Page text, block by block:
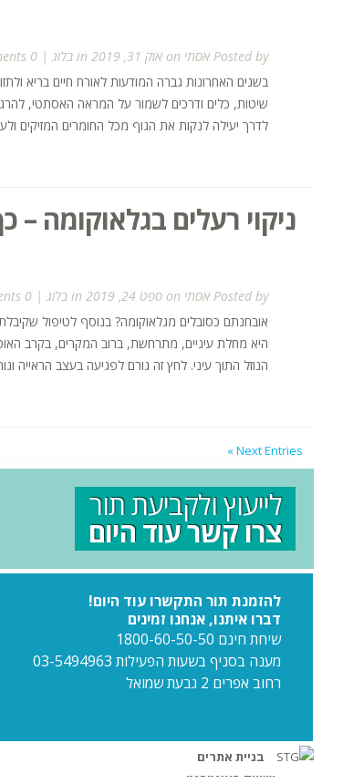
Posted by אסתי בלוג |
0 comments
בשנים האחרונות גברה המודעות לאורח חיים בריא
שיטות, כלים ודרכים לשמור על המראה האסתטי,
לדרך יעילה לנקות את הגוף מכל החומרים המזיקים
ניקוי רעלים בגלאוקומה
Posted by אסתי בלוג |
0 comments
אובחנתם כסובלים מגלאוקומה? בנוסף לטיפול
היא מחלת עיניים, מתרחשת, ברוב המקרים, בקרב
הנוזל התוך עיני. לחץ זה גורם לפגיעה בעצב הראייה
Next Entries »
לייעוץ ולקביעת תור
צרו קשר עוד היום
להזמנת תור התקשרו עוד היום!
דברו איתנו, אנחנו זמינים
שיחת חינם 1800-60-50-50
מענה בסניף בשעות הפעילות 03-5494963
רחוב אפרים 2 גבעת שמואל
בניית אתרים
ושיווק באינטרנט